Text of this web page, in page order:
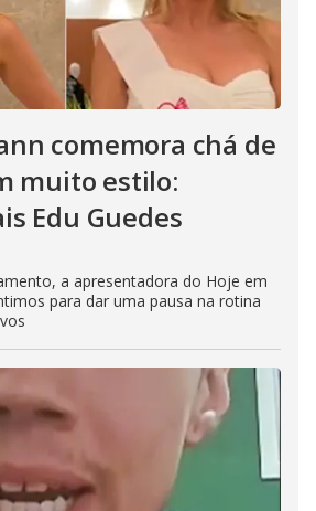
comemora chá de
muito estilo:
Edu Guedes
a apresentadora do Hoje em
para dar uma pausa na rotina